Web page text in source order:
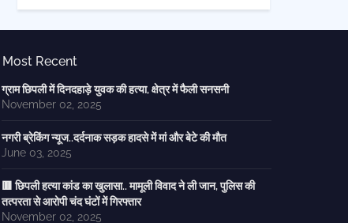
Most Recent
ग्राम छिपली में दिनदहाड़े युवक की हत्या, क्षेत्र में फैली सनसनी
November 02, 2025
नगरी ब्रेकिंग न्यूज..दर्दनाक सड़क हादसे में मां और बेटे की मौत
June 03, 2025
🟥 छिपली हत्या कांड का खुलासा.. मामूली विवाद ने ली जान, पुलिस की
तत्परता से आरोपी चंद घंटों में गिरफ्तार
November 02, 2025